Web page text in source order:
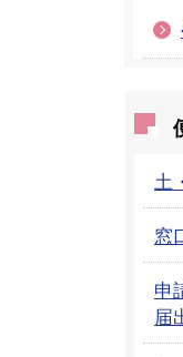
土
窓
申
届